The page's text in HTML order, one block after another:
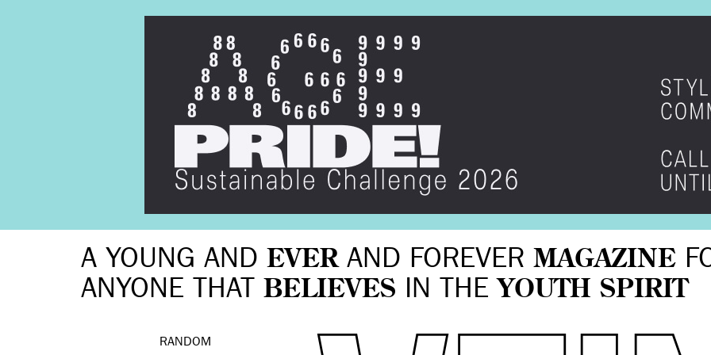
A YOUNG AND EVERAND FOREVER MAGAZINE
ANYONE THAT BELIEVES IN THE YOUTH SPIRIT
RANDOM